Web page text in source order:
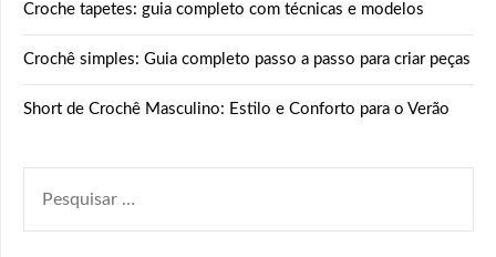
Croche tapetes: guia completo com técnicas e modelos
Crochê simples: Guia completo passo a passo para criar peças
Short de Crochê Masculino: Estilo e Conforto para o Verão
POR: